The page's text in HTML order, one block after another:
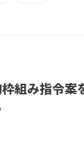
組み指令案